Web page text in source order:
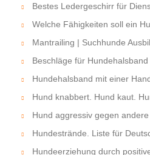
Bestes Ledergeschirr für
Welche Fähigkeiten soll ein
Mantrailing | Suchhunde
Beschläge für Hundehalsband
Hundehalsband mit einer
Hund knabbert. Hund kaut.
Hund aggressiv gegen
Hundestrände. Liste für
Hundeerziehung durch